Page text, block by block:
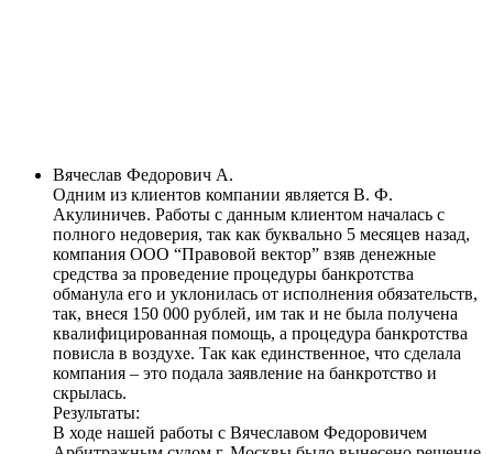
Вячеслав Федорович А.
Одним из клиентов компании является В. Ф.
Акулиничев. Работы с данным клиентом началась с
полного недоверия, так как буквально 5 месяцев назад,
компания ООО “Правовой вектор” взяв денежные
средства за проведение процедуры банкротства
обманула его и уклонилась от исполнения обязательств,
так, внеся 150 000 рублей, им так и не была получена
квалифицированная помощь, а процедура банкротства
повисла в воздухе. Так как единственное, что сделала
компания – это подала заявление на банкротство и
скрылась.
Результаты:
В ходе нашей работы с Вячеславом Федоровичем